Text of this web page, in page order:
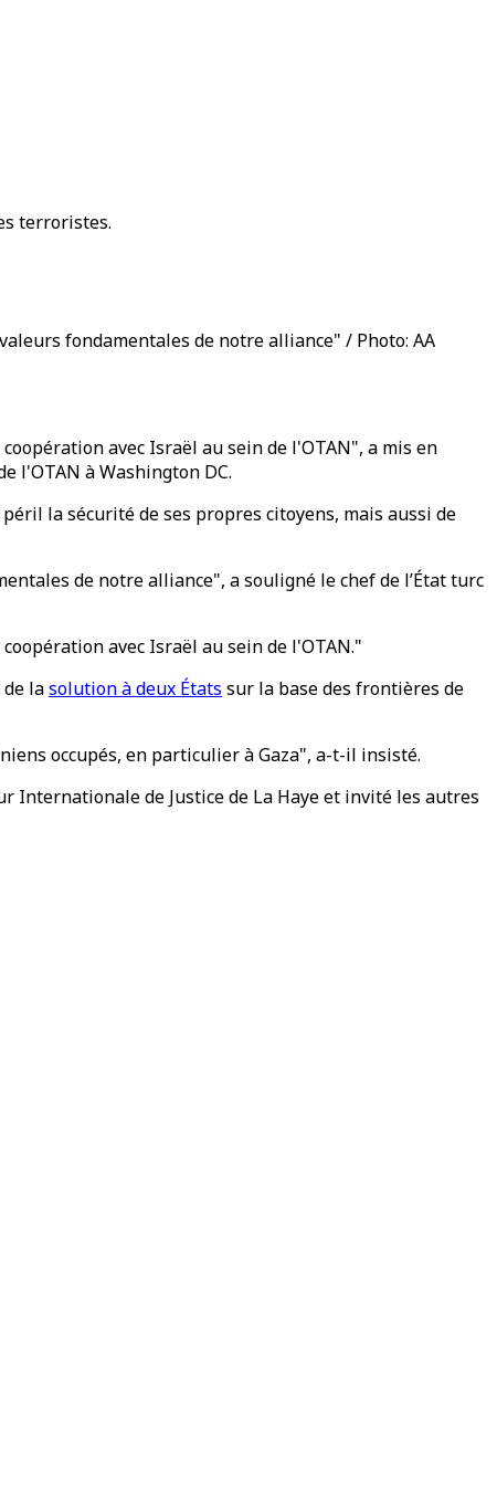
terroristes.
fondamentales de notre alliance" / Photo: AA
avec Israël au sein de l'OTAN", a mis en
l'OTAN à Washington DC.
la sécurité de ses propres citoyens, mais aussi de
de notre alliance", a souligné le chef de l’État turc
avec Israël au sein de l'OTAN."
lasolution à deux États sur la base des frontières de
occupés, en particulier à Gaza", a-t-il insisté.
Internationale de Justice de La Haye et invité les autres